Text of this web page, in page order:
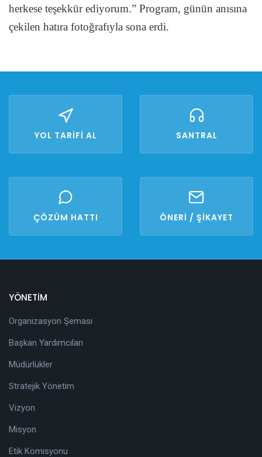
herkese teşekkür ediyorum.” Program, günün anısına
çekilen hatıra fotoğrafıyla sona erdi.
YOL TARİFİ AL SANTRAL
ÇÖZÜM HATTI ÖNERİ / ŞİKAYET
YÖNETİM
Organizasyon Şeması
Başkan Yardımcıları
Müdürlükler
Stratejik Yönetim
Vizyon
Misyon
Etik Komisyonu